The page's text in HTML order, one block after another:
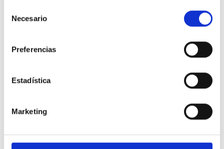
Necesario
Preferencias
Estadística
Marketing